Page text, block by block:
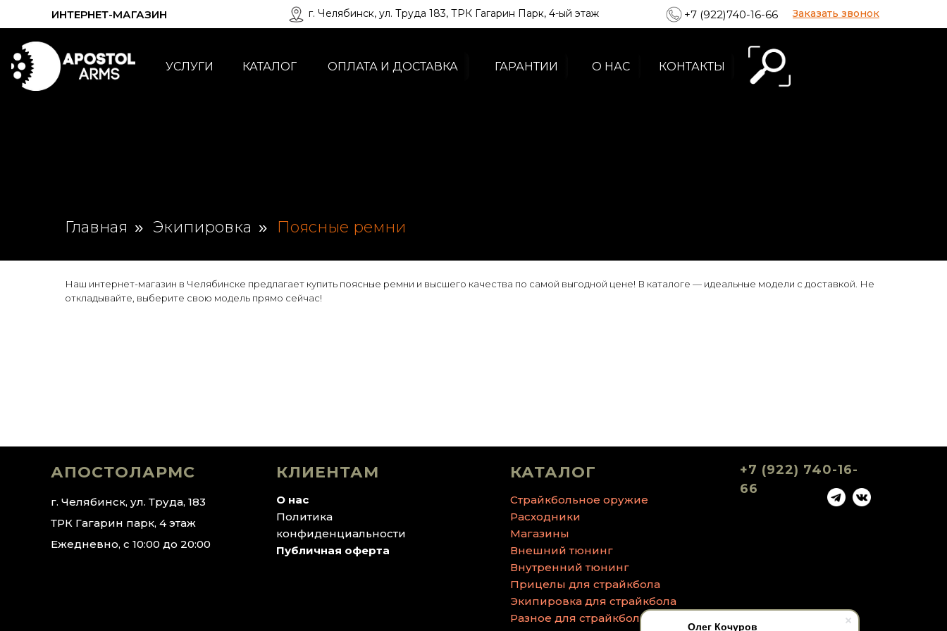
Олег Кочуров
УСЛУГИ КАТАЛОГ ОПЛАТА И ДОСТАВКА ГАРАНТИИ О НАС КОНТАКТЫ
ИНТЕРНЕТ-МАГАЗИН г. Челябинск, ул. Труда 183, ТРК Гагарин Парк, 4-ый этаж +7 (922)740-16-66 Заказать звонок
Главная » Экипировка » Поясные ремни
Наш интернет-магазин в Челябинске предлагает купить поясные ремни и высшего качества по самой выгодной цене! В каталоге — идеальные модели с доставкой. Не
откладывайте, выберите свою модель прямо сейчас!
+7 (922) 740-16-
66
АПОСТОЛАРМС
г. Челябинск, ул. Труда, 183
ТРК Гагарин парк, 4 этаж
Ежедневно, с 10:00 до 20:00
КЛИЕНТАМ
О нас
Политика
конфиденциальности
Публичная оферта
КАТАЛОГ
Страйкбольное оружие
Расходники
Магазины
Внешний тюнинг
Внутренний тюнинг
Прицелы для страйкбола
Экипировка для страйкбола
Разное для страйкбола